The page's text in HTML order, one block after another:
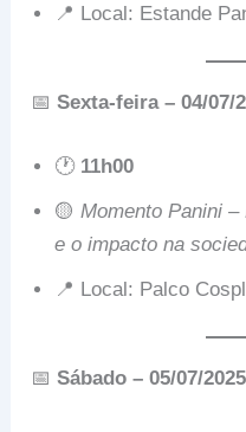
📍 Local: Estande
📅Sexta-feira – 04/07/
🕐 11h00
🟡Momento Panini
e o impacto na
📍 Local: Palco
📅Sábado – 05/07/2025